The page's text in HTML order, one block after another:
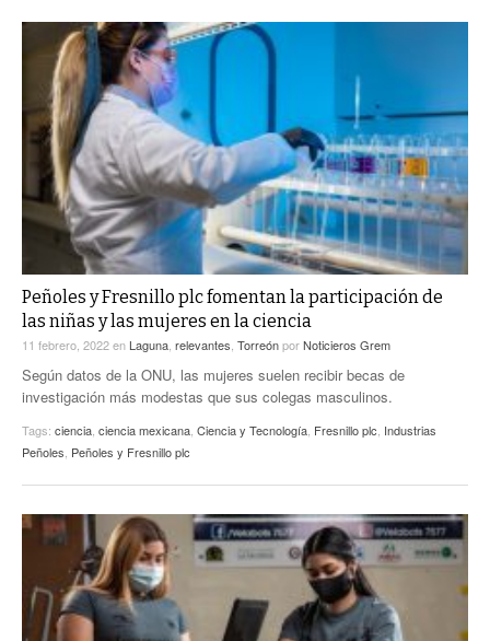
Peñoles y Fresnillo plc fomentan la participación de
las niñas y las mujeres en la ciencia
11 febrero, 2022en Laguna relevantes TorreónporNoticieros Grem
Según datos de la ONU, las mujeres suelen recibir becas de
investigación más modestas que sus colegas masculinos.
Tags: ciencia ciencia mexicana Ciencia y Tecnología Fresnillo plc Industrias
Peñoles Peñoles y Fresnillo plc